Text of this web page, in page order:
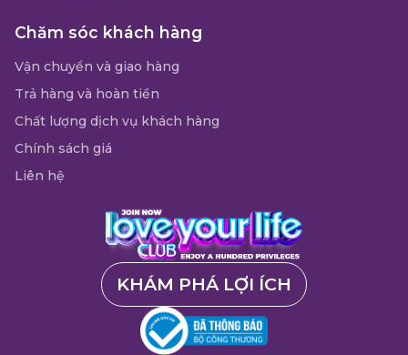
Chăm sóc khách hàng
Vận chuyển và giao hàng
Trả hàng và hoàn tiền
Chất lượng dịch vụ khách hàng
Chính sách giá
Liên hệ
KHÁM PHÁ LỢI ÍCH